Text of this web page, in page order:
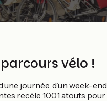
vélo !
journée, d’un week-end
recèle 1001 atouts pour